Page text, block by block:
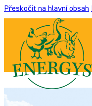
Přeskočit na hlavní obsah